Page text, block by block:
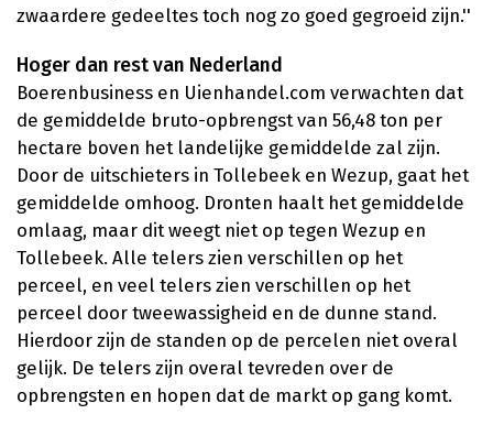
zwaardere gedeeltes toch nog zo goed gegroeid zijn.''
Hoger dan rest van Nederland
Boerenbusiness en Uienhandel.com verwachten dat
de gemiddelde bruto-opbrengst van 56,48 ton per
hectare boven het landelijke gemiddelde zal zijn.
Door de uitschieters in Tollebeek en Wezup, gaat het
gemiddelde omhoog. Dronten haalt het gemiddelde
omlaag, maar dit weegt niet op tegen Wezup en
Tollebeek. Alle telers zien verschillen op het
perceel, en veel telers zien verschillen op het
perceel door tweewassigheid en de dunne stand.
Hierdoor zijn de standen op de percelen niet overal
gelijk. De telers zijn overal tevreden over de
opbrengsten en hopen dat de markt op gang komt.